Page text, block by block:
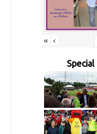
« ‹